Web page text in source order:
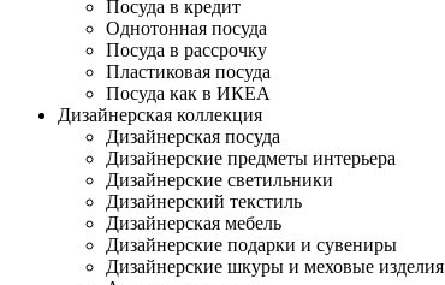
Посуда в кредит
Однотонная посуда
Посуда в рассрочку
Пластиковая посуда
Посуда как в ИКЕА
Дизайнерская коллекция
Дизайнерская посуда
Дизайнерские предметы интерьера
Дизайнерские светильники
Дизайнерский текстиль
Дизайнерская мебель
Дизайнерские подарки и сувениры
Дизайнерские шкуры и меховые изделия